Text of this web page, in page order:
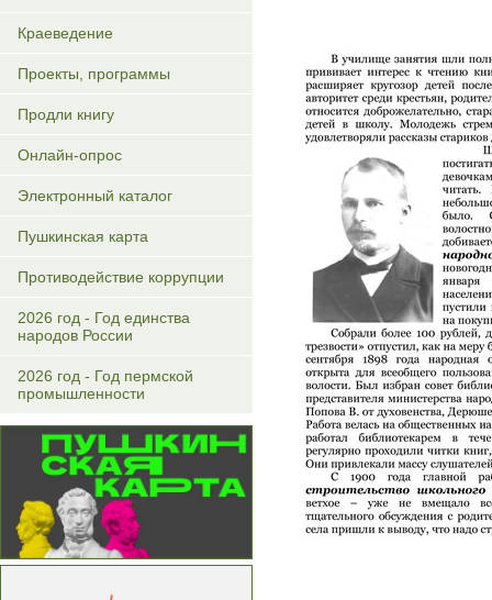
Краеведение
Проекты, программы
Продли книгу
Онлайн-опрос
Электронный каталог
Пушкинская карта
Противодействие коррупции
2026 год - Год единства
народов России
2026 год - Год пермской
промышленности